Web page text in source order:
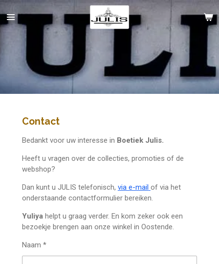
direct
Contact
Bedankt voor uw interesse in Boetiek Julis.
Heeft u vragen over de collecties, promoties of de
webshop?
Dan kunt u JULIS telefonisch, via e-mail of via het
onderstaande contactformulier bereiken.
Yuliyahelpt u graag verder. En kom zeker ook een
bezoekje brengen aan onze winkel in Oostende.
Naam *